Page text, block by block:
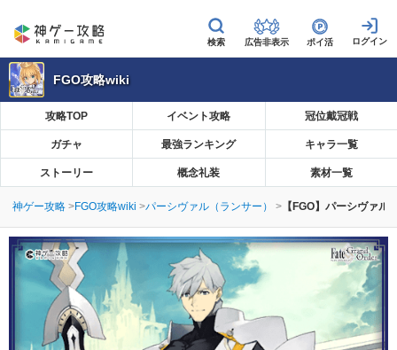
広告非表示 ポイ活
FGO攻略wiki
攻略TOP イベント攻略 冠位戴冠戦
ガチャ 最強ランキング キャラ一覧
ストーリー 概念礼装 素材一覧
神ゲー攻略 FGO攻略wiki パーシヴァル（ランサー） 【FGO】パーシヴァ